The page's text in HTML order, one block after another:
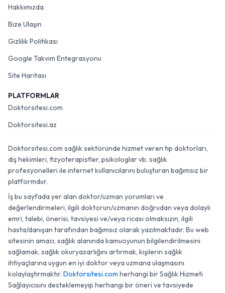
Hakkımızda
Bize Ulaşın
Gizlilik Politikası
Google Takvim Entegrasyonu
Site Haritası
PLATFORMLAR
Doktorsitesi.com
Doktorsitesi.az
Doktorsitesi.com sağlık sektöründe hizmet veren tıp doktorları,
diş hekimleri, fizyoterapistler, psikologlar vb. sağlık
profesyonelleri ile internet kullanıcılarını buluşturan bağımsız bir
platformdur.
İş bu sayfada yer alan doktor/uzman yorumları ve
değerlendirmeleri, ilgili doktorun/uzmanın doğrudan veya dolaylı
emri, talebi, önerisi, tavsiyesi ve/veya ricası olmaksızın, ilgili
hasta/danışan tarafından bağımsız olarak yazılmaktadır. Bu web
sitesinin amacı, sağlık alanında kamuoyunun bilgilendirilmesini
sağlamak, sağlık okuryazarlığını artırmak, kişilerin sağlık
ihtiyaçlarına uygun en iyi doktor veya uzmana ulaşmasını
kolaylaştırmaktır. Doktorsitesi.com herhangi bir Sağlık Hizmeti
Sağlayıcısını desteklemeyip herhangi bir öneri ve tavsiyede